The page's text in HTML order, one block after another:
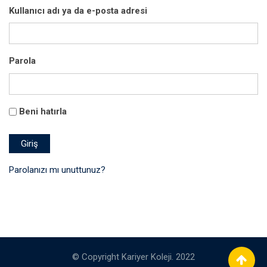
Kullanıcı adı ya da e-posta adresi
Parola
Beni hatırla
Giriş
Parolanızı mı unuttunuz?
© Copyright Kariyer Koleji. 2022